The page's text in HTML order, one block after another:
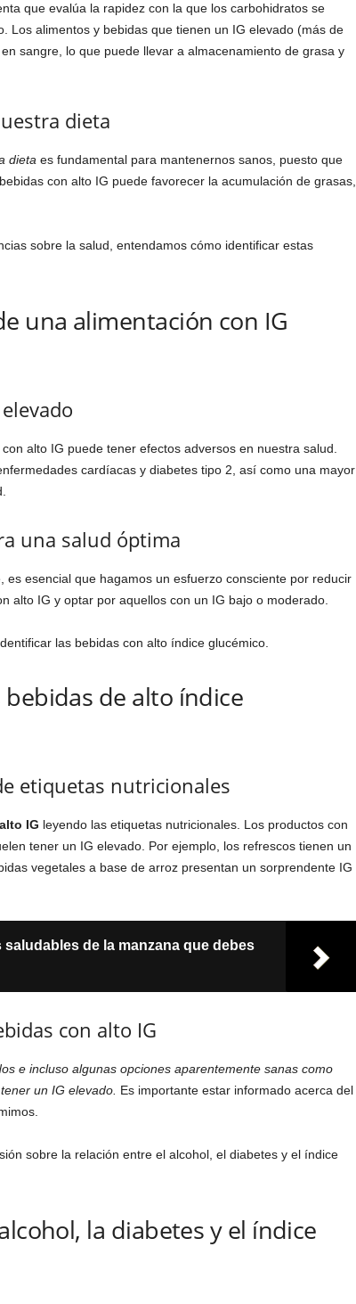
que evalúa la rapidez con la que los carbohidratos se
Los alimentos y bebidas que tienen un IG elevado (más de
sangre, lo que puede llevar a almacenamiento de grasa y
dieta
dieta es fundamental para mantenernos sanos, puesto que
con alto IG puede favorecer la acumulación de grasas,
sobre la salud, entendamos cómo identificar estas
una alimentación con IG
alto IG puede tener efectos adversos en nuestra salud.
cardíacas y diabetes tipo 2, así como una mayor
una salud óptima
es esencial que hagamos un esfuerzo consciente por reducir
alto IG y optar por aquellos con un IG bajo o moderado.
las bebidas con alto índice glucémico.
de alto índice
etiquetas nutricionales
IG leyendo las etiquetas nutricionales. Los productos con
tener un IG elevado. Por ejemplo, los refrescos tienen un
vegetales a base de arroz presentan un sorprendente IG
saludables de la manzana que debes
con alto IG
e incluso algunas opciones aparentemente sanas como
un IG elevado. Es importante estar informado acerca del
sobre la relación entre el alcohol, el diabetes y el índice
la diabetes y el índice